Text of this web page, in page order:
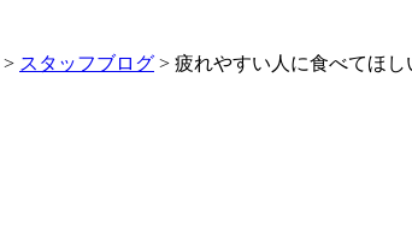
> スタッフブログ > 疲れやすい人に食べてほし